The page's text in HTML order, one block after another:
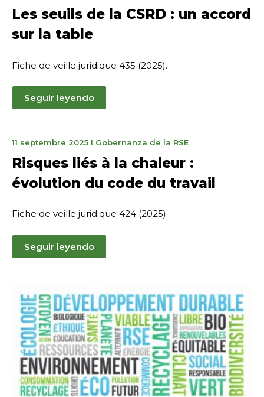
février
2026
Les seuils de la CSRD : un accord
sur la table
Fiche de veille juridique 435 (2025).
Seguir leyendo
11 septembre 20259
2025
I Gobernanza de la RSE
Risques liés à la chaleur :
évolution du code du travail
Fiche de veille juridique 424 (2025).
Seguir leyendo